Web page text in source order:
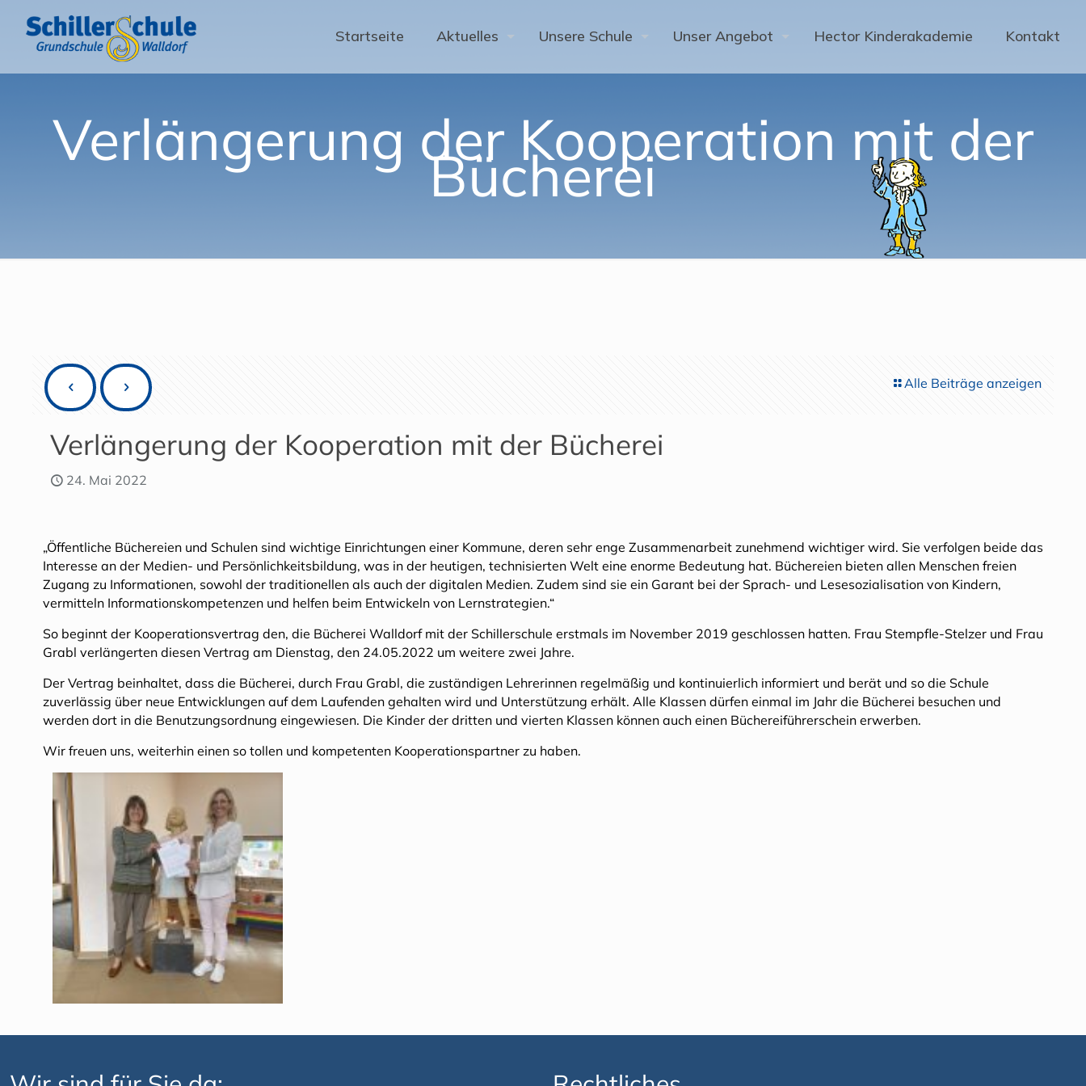
Startseite Aktuelles Unsere Schule Unser Angebot Hector Kinderakademie Kontakt
Verlängerung der Kooperation mit der
Bücherei
Alle Beiträge anzeigen
Verlängerung der Kooperation mit der Bücherei
24. Mai 2022
„Öffentliche Büchereien und Schulen sind wichtige Einrichtungen einer Kommune, deren sehr enge Zusammenarbeit zunehmend wichtiger wird. Sie verfolgen beide das
Interesse an der Medien- und Persönlichkeitsbildung, was in der heutigen, technisierten Welt eine enorme Bedeutung hat. Büchereien bieten allen Menschen freien
Zugang zu Informationen, sowohl der traditionellen als auch der digitalen Medien. Zudem sind sie ein Garant bei der Sprach- und Lesesozialisation von Kindern,
vermitteln Informationskompetenzen und helfen beim Entwickeln von Lernstrategien.“
So beginnt der Kooperationsvertrag den, die Bücherei Walldorf mit der Schillerschule erstmals im November 2019 geschlossen hatten. Frau Stempfle-Stelzer und Frau
Grabl verlängerten diesen Vertrag am Dienstag, den 24.05.2022 um weitere zwei Jahre.
Der Vertrag beinhaltet, dass die Bücherei, durch Frau Grabl, die zuständigen Lehrerinnen regelmäßig und kontinuierlich informiert und berät und so die Schule
zuverlässig über neue Entwicklungen auf dem Laufenden gehalten wird und Unterstützung erhält. Alle Klassen dürfen einmal im Jahr die Bücherei besuchen und
werden dort in die Benutzungsordnung eingewiesen. Die Kinder der dritten und vierten Klassen können auch einen Büchereiführerschein erwerben.
Wir freuen uns, weiterhin einen so tollen und kompetenten Kooperationspartner zu haben.